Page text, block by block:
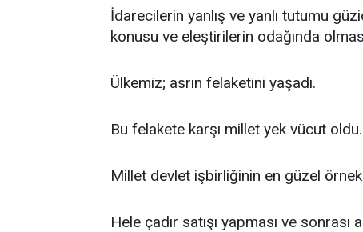
İdarecilerin yanlış ve yanlı tutumu
konusu ve eleştirilerin odağında
Ülkemiz; asrın felaketini yaşadı.
Bu felakete karşı millet yek vücut
Millet devlet işbirliğinin en güzel
Hele çadır satışı yapması ve sonrası